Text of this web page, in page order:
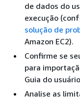
de dados do
execução
solução de
Amazon EC2).
Confirme se
para
Guia do
Analise as